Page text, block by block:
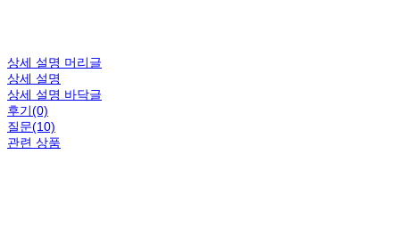
상세 설명 머리글
상세 설명
상세 설명 바닥글
후기(0)
질문(10)
관련 상품